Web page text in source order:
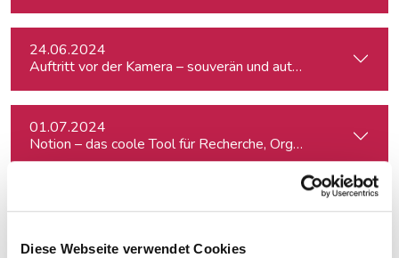
Diese Webseite verwendet Cookies
24.06.2024
Auftritt vor der Kamera – souverän und authentisch
01.07.2024
Notion – das coole Tool für Recherche, Organisation &